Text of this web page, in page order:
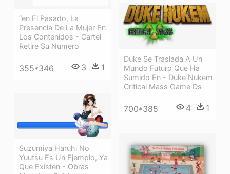
“en El Pasado, La
Presencia De La Mujer En
Los Contenidos - Cartel
Retire Su Numero
355*346 3 1
Duke Se Traslada A Un
Mundo Futuro Que Ha
Sumido En - Duke Nukem
Critical Mass Game Ds
700*385 4 1
Suzumiya Haruhi No
Yuutsu Es Un Ejemplo, Ya
Que Existen - Obras